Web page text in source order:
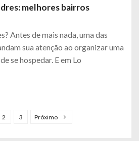
melhores bairros
Antes de mais nada, uma das
sua atenção ao organizar uma
se hospedar. E em Lo
2 3 Próximo